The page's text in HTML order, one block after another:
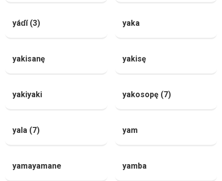
yáɗí (3) yaka
yakisanę yakisę
yakiyaki yakosopę (7)
yala (7) yam
yamayamane yamba